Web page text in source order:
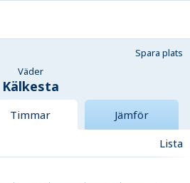
Spara plats
Väder
Kälkesta
Timmar
Jämför
Lista